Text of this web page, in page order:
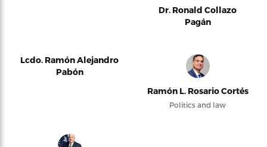
Dr. Ronald Collazo
Pagán
Lcdo. Ramón Alejandro
Pabón
Ramón L. Rosario Cortés
Politics and law